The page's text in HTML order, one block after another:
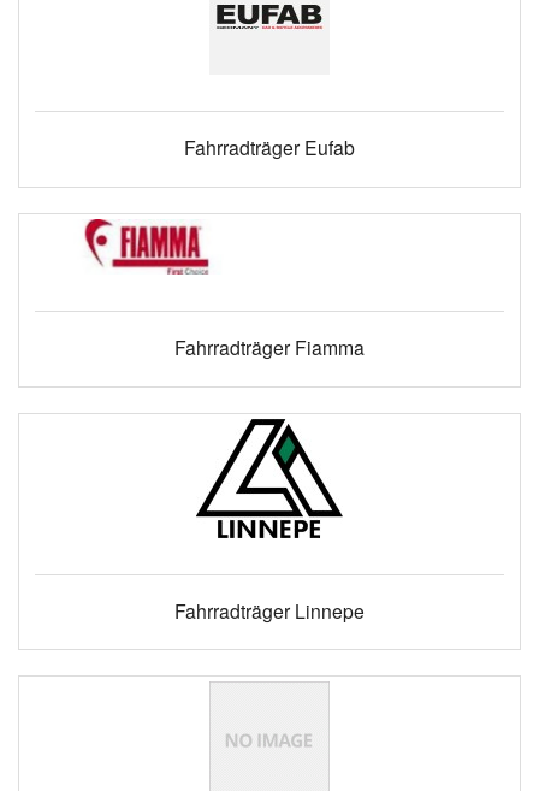
Fahrradträger Eufab
Fahrradträger Fiamma
Fahrradträger Linnepe